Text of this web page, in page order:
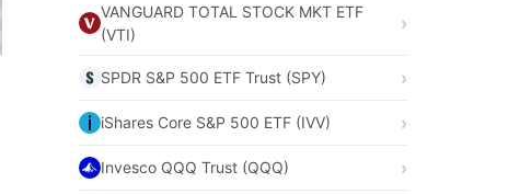
VANGUARD TOTAL STOCK MKT ETF
(VTI)
SPDR S&P 500 ETF Trust (SPY)
iShares Core S&P 500 ETF (IVV)
Invesco QQQ Trust (QQQ)